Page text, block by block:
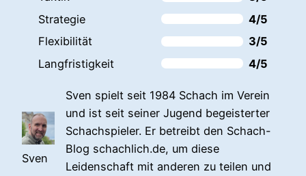
Strategie
4/5
Flexibilität
3/5
Langfristigkeit
4/5
Sven
Sven spielt seit 1984 Schach im Verein
und ist seit seiner Jugend begeisterter
Schachspieler. Er betreibt den Schach-
Blog schachlich.de, um diese
Leidenschaft mit anderen zu teilen und